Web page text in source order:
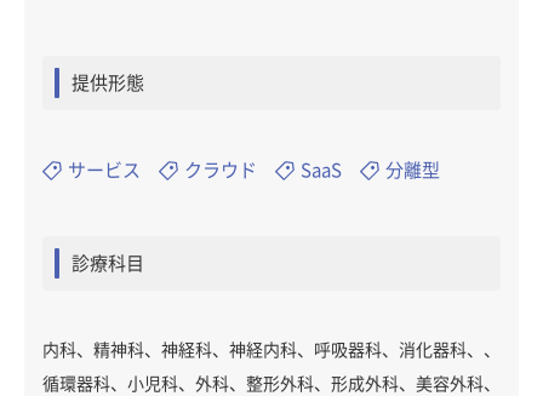
提供形態
サービス クラウド SaaS 分離型
診療科目
内科、精神科、神経科、神経内科、呼吸器科、消化器科、、
循環器科、小児科、外科、整形外科、形成外科、美容外科、